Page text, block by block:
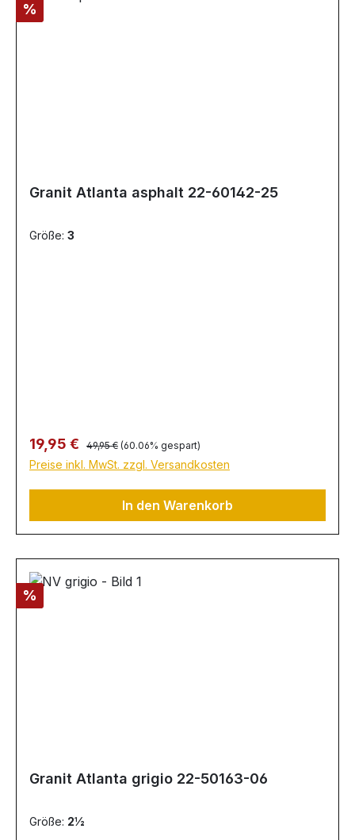
Rabatt
%
Granit Atlanta asphalt 22-60142-25
Größe: 3
Verkaufspreis:
19,95 € Regulärer Preis:
49,95 € (60.06% gespart)
Preise inkl. MwSt. zzgl. Versandkosten
In den Warenkorb
Rabatt
%
Granit Atlanta grigio 22-50163-06
Größe: 2½